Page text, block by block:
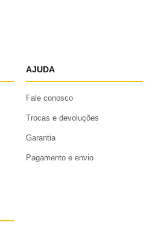
AJUDA
Fale conosco
Trocas e devoluções
Garantia
Pagamento e envio